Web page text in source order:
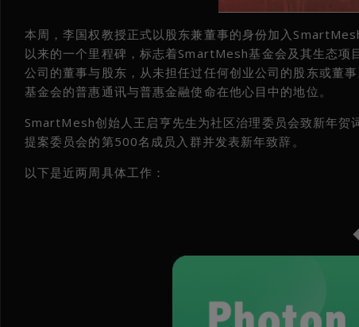
本周，李国权教授正式以股东兼董事的身份加入
以来的一个里程碑，标志着SmartMesh基金会及其生态项
公司的董事与股东，从未担任过任何创业公司的股东或董
基金会的普惠通讯与普惠金融使命在他心目中的地位。
SmartMesh创始人王启亨先生为社区治理委员会致新年
提案委员会的第500名成员入群并发表新年致辞。
以下是近两周具体工作：